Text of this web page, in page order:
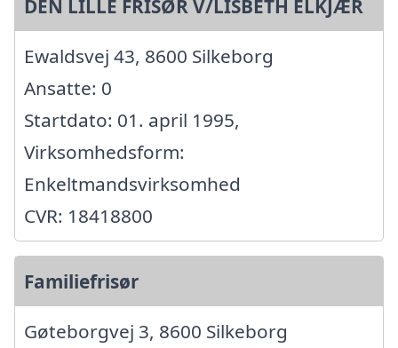
DEN LILLE FRISØR V/LISBETH ELKJÆR
Ewaldsvej 43, 8600 Silkeborg
Ansatte: 0
Startdato: 01. april 1995,
Virksomhedsform:
Enkeltmandsvirksomhed
CVR: 18418800
Familiefrisør
Gøteborgvej 3, 8600 Silkeborg